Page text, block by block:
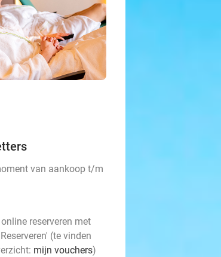
van aankoop t/m
reserveren met
(te vinden
mijn vouchers)